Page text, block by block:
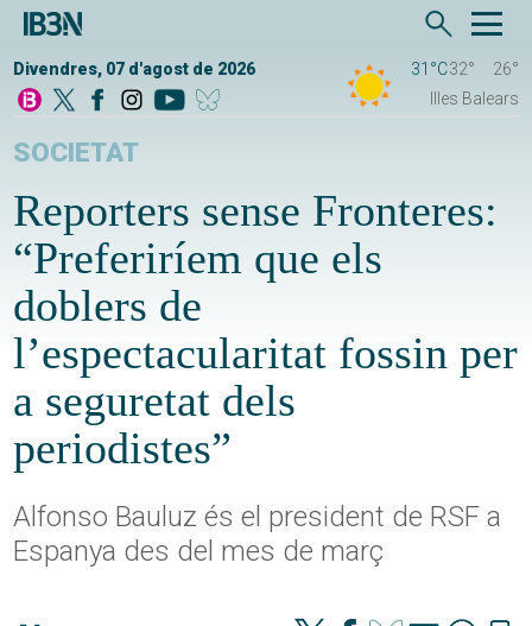
Divendres, 07 d'agost de 2026 31°C32°
26°
Illes Balears
SOCIETAT
Reporters sense Fronteres:
“Preferiríem que els
doblers de
l’espectacularitat fossin per
a seguretat dels
periodistes”
Alfonso Bauluz és el president de RSF a
Espanya des del mes de març